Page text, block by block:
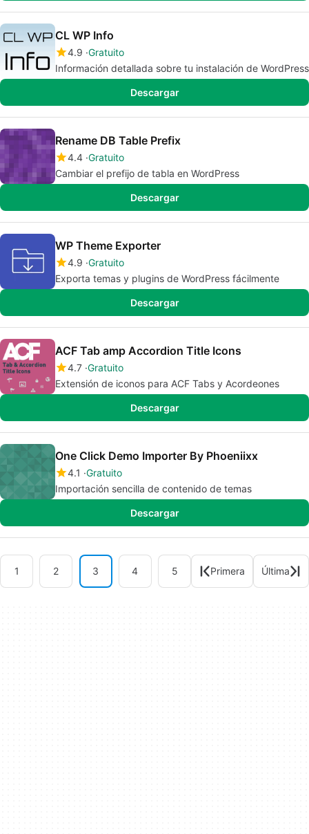
CL WP Info
4.9 Gratuito
Información detallada sobre tu instalación de WordPress
Descargar
Rename DB Table Prefix
4.4 Gratuito
Cambiar el prefijo de tabla en WordPress
Descargar
WP Theme Exporter
4.9 Gratuito
Exporta temas y plugins de WordPress fácilmente
Descargar
ACF Tab amp Accordion Title Icons
4.7 Gratuito
Extensión de iconos para ACF Tabs y Acordeones
Descargar
One Click Demo Importer By Phoeniixx
4.1 Gratuito
Importación sencilla de contenido de temas
Descargar
1 2 3 4 5 Primera Última